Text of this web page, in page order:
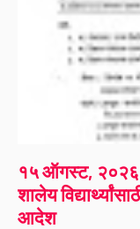
१५ ऑगस्ट, २०२६
शालेय
आदेश